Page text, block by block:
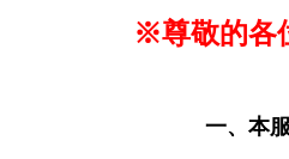
※尊敬的各
一、本